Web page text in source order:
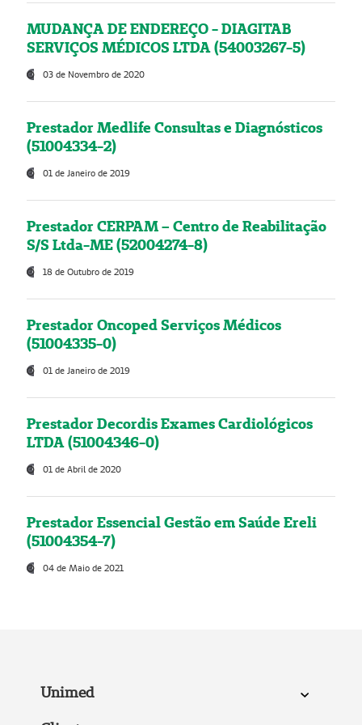
MUDANÇA DE ENDEREÇO - DIAGITAB
SERVIÇOS MÉDICOS LTDA (54003267-5)
03 de Novembro de 2020
Prestador Medlife Consultas e Diagnósticos
(51004334-2)
01 de Janeiro de 2019
Prestador CERPAM – Centro de Reabilitação
S/S Ltda-ME (52004274-8)
18 de Outubro de 2019
Prestador Oncoped Serviços Médicos
(51004335-0)
01 de Janeiro de 2019
Prestador Decordis Exames Cardiológicos
LTDA (51004346-0)
01 de Abril de 2020
Prestador Essencial Gestão em Saúde Ereli
(51004354-7)
04 de Maio de 2021
Unimed